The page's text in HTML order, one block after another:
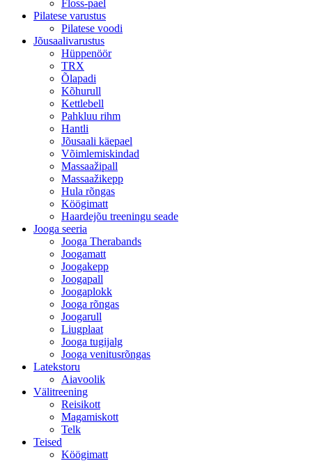
Floss-pael
Pilatese varustus
Pilatese voodi
Jõusaalivarustus
Hüppenöör
TRX
Õlapadi
Kõhurull
Kettlebell
Pahkluu rihm
Hantli
Jõusaali käepael
Võimlemiskindad
Massaažipall
Massaažikepp
Hula rõngas
Köögimatt
Haardejõu treeningu seade
Jooga seeria
Jooga Therabands
Joogamatt
Joogakepp
Joogapall
Joogaplokk
Jooga rõngas
Joogarull
Liugplaat
Jooga tugijalg
Jooga venitusrõngas
Latekstoru
Aiavoolik
Välitreening
Reisikott
Magamiskott
Telk
Teised
Köögimatt